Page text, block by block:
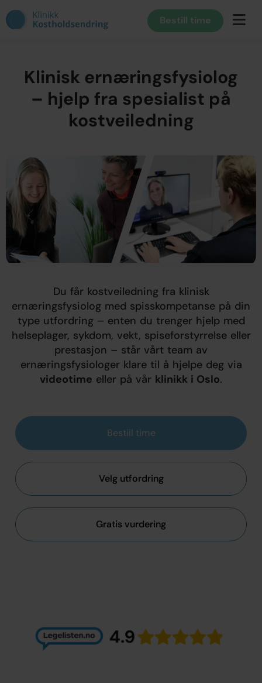
Bestill time
Klinisk ernæringsfysiolog
– hjelp fra spesialist på
kostveiledning
Du får kostveiledning fra klinisk
ernæringsfysiolog med spisskompetanse på din
type utfordring – enten du trenger hjelp med
helseplager, sykdom, vekt, spiseforstyrrelse eller
prestasjon – står vårt team av
ernæringsfysiologer klare til å hjelpe deg via
videotime eller på vår klinikk i Oslo.
Bestill time
Velg utfordring
Gratis vurdering